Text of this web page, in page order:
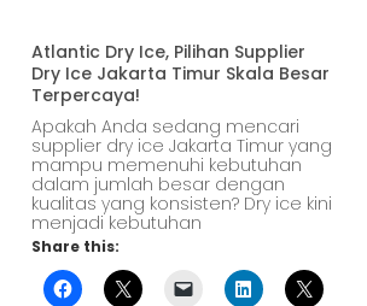
Atlantic Dry Ice, Pilihan Supplier
Dry Ice Jakarta Timur Skala Besar
Terpercaya!
Apakah Anda sedang mencari
supplier dry ice Jakarta Timur yang
mampu memenuhi kebutuhan
dalam jumlah besar dengan
kualitas yang konsisten? Dry ice kini
menjadi kebutuhan
Share this: